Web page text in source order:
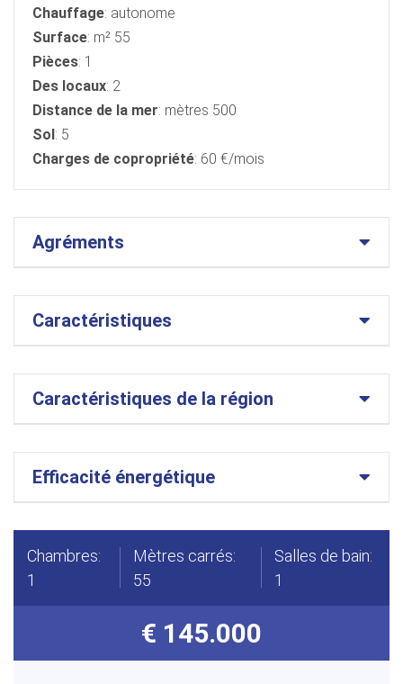
Chauffage: autonome
Surface: m² 55
Pièces: 1
Des locaux: 2
Distance de la mer: mètres 500
Sol: 5
Charges de copropriété: 60 €/mois
Agréments
Caractéristiques
Caractéristiques de la région
Efficacité énergétique
Chambres:
1
Mètres carrés:
55
Salles de bain:
1
€ 145.000